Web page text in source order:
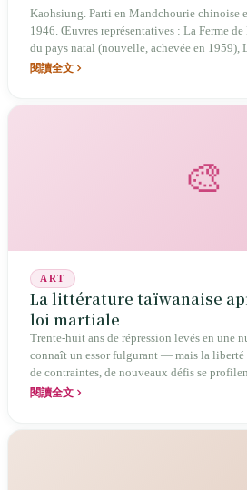
Kaohsiung. Parti en Mandchourie chinoise
1946. Œuvres représentatives : La Ferme de
du pays natal (nouvelle, achevée en 1959),
Surnommé « le laboureur des lettres tombé
閱讀全文
🎨
ART
La littérature taïwanaise
loi martiale
Trente-huit ans de répression levés en une
connaît un essor fulgurant — mais la liberté
de contraintes, de nouveaux défis se
閱讀全文